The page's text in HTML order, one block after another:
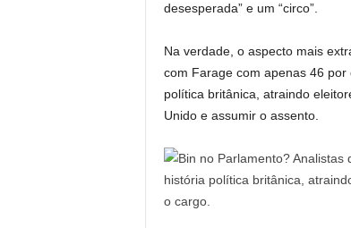
desesperada” e um “circo”.
Na verdade, o aspecto mais
com Farage com apenas 46
política britânica, atraindo
Unido e assumir o assento.